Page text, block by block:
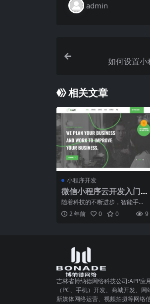
admin
如何设置小
相关文章
小程序开发
微信小程序云开发入门
指南：开创小程序的新
篇章
随着科技的不断进步，智能手机
已经成为人们日常生活中必不可
缺的一部分。而在这个移动
2 年前 0 0 9
吉林省博纳德网络科技公司:APP应
（PC、手机）开发、商城开发、
新媒体网络运营、视频拍摄等网络